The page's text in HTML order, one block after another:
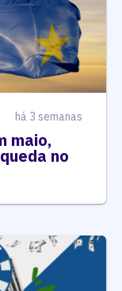
há 3 semanas
maio,
no